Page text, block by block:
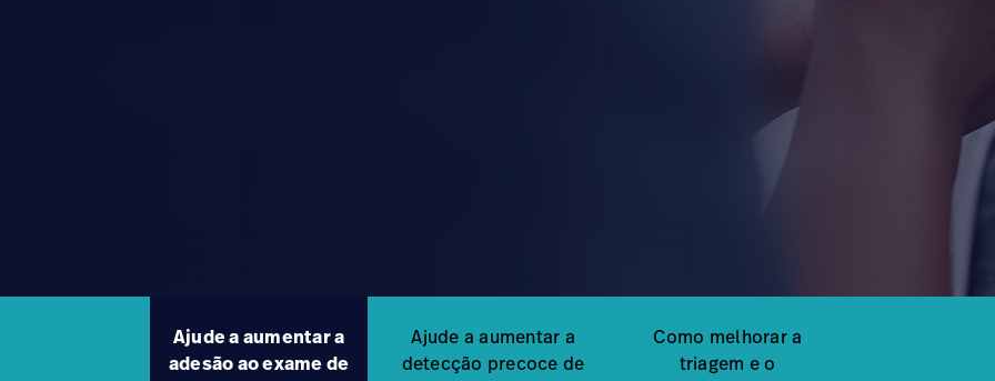
Ajude a aumentar a
adesão ao exame de
Ajude a aumentar a
detecção precoce de
Como melhorar a
triagem e o